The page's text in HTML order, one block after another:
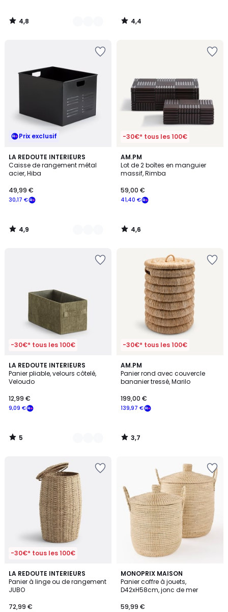
4,8
/
4,4
/
Prix exclusif
LA REDOUTE INTERIEURS
Caisse de rangement métal
acier, Hiba
30,17 €
49,99 €
4,9
/ 5
2
Couleurs
4,9
/
-30€* tous les 100€
AM.PM
Lot de 2 boîtes en manguier
massif, Rimba
41,40 €
59,00 €
4,6
/ 5
4,6
/
-30€* tous les 100€
LA REDOUTE INTERIEURS
Panier pliable, velours côtelé,
Veloudo
9,09 €
12,99 €
5
/
5
2
Couleurs
5
/
-30€* tous les 100€
AM.PM
Panier rond avec couvercle
bananier tressé, Marilo
139,97 €
199,00 €
3,7
/ 5
3,7
/
-30€* tous les 100€
LA REDOUTE INTERIEURS
Panier à linge ou de rangement
JUBO
72,99 €
4,7
/ 5
MONOPRIX MAISON
Panier coffre à jouets,
D42xH58cm, jonc de mer
59,99 €